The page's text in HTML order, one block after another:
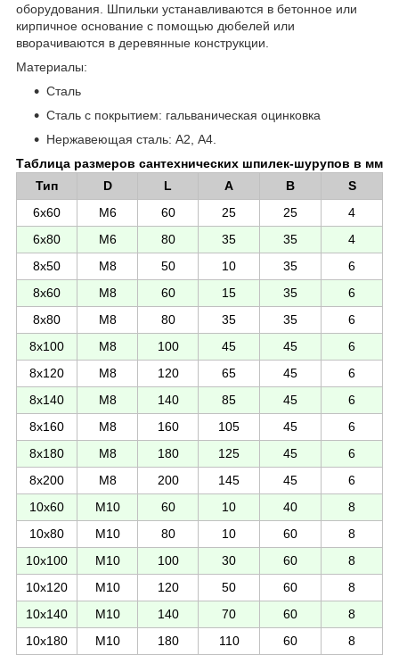
оборудования. Шпильки устанавливаются в бетонное или
кирпичное основание с помощью дюбелей или
вворачиваются в деревянные конструкции.
Материалы:
Сталь
Сталь с покрытием: гальваническая оцинковка
Нержавеющая сталь: А2, А4.
Таблица размеров сантехнических шпилек-шурупов в мм
Тип
D L A B
S
6х60
М6 60 25 25
4
6х80
М6 80 35 35
4
8х50
М8 50 10 35
6
8х60
М8 60 15 35
6
8х80
М8 80 35 35
6
8х100
М8 100 45 45
6
8х120
М8 120 65 45
6
8х140
М8 140 85 45
6
8х160
М8 160 105 45
6
8х180
М8 180 125 45
6
8х200
М8 200 145 45
6
10х60
М10 60 10 40
8
10х80
М10 80 10 60
8
10х100
М10 100 30 60
8
10х120
М10 120 50 60
8
10х140
М10 140 70 60
8
10х180
М10 180 110 60
8